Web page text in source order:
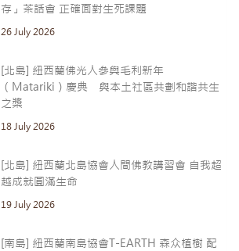
存」茶話會 正確面對生死課題
26 July 2026
[北島] 紐西蘭佛光人參與毛利新年
（Matariki）慶典 與本土社區共劃和諧共生
之槳
18 July 2026
[北島] 紐西蘭北島協會人間佛教講習會 自我超
越成就圓滿生命
19 July 2026
[南島] 紐西蘭南島協會T-EARTH 森众植樹 配